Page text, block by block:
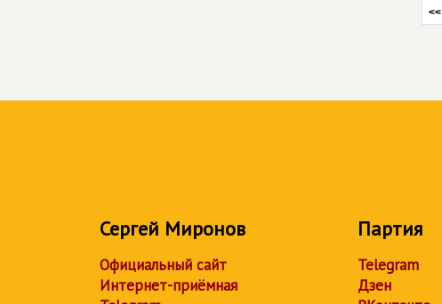
<<
Сергей Миронов
Официальный сайт
Интернет-приёмная
Партия
Telegram
Дзен